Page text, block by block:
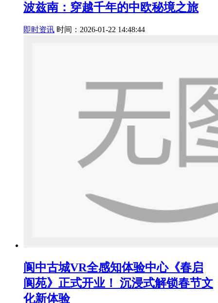
波兹南：穿越千年的中欧秘境之旅
即时资讯 时间：2026-01-22 14:48:44
阆中古城VR全感知体验中心《春启
阆苑》正式开业！ 沉浸式解锁春节文
化新体验